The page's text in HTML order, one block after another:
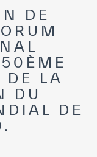
DE
DE LA
DU
DE